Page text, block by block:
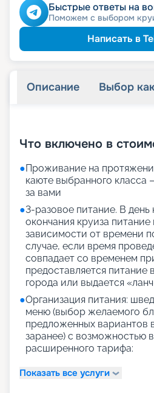
Быстрые ответы на
Поможем с выбором
Написать в
Описание Выбор
Что включено в
●Проживание на
каюте выбранного класса
за вами
●3-разовое питание. В день
окончания круиза питание
зависимости от времени
случае, если время
совпадает со временем
предоставляется
города или выдается
●Организация питания:
меню (выбор желаемого
предложенных вариантов
заранее) с возможностью
расширенного тарифа:
Показать все услуги